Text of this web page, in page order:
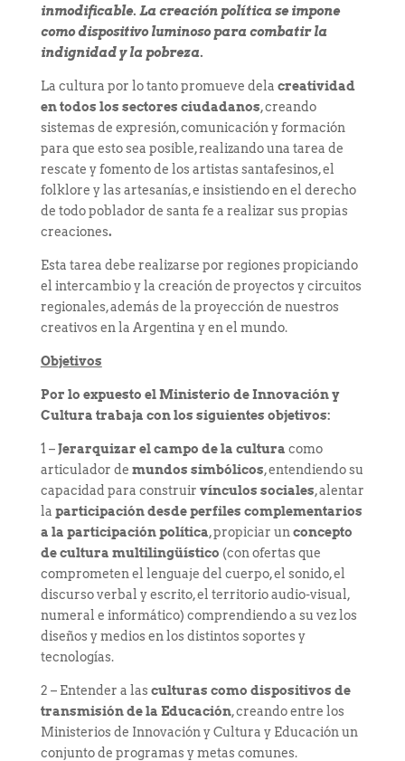
inmodificable. La creación política se impone
como dispositivo luminoso para combatir la
indignidad y la pobreza.
La cultura por lo tanto promueve dela creatividad
en todos los sectores ciudadanos, creando
sistemas de expresión, comunicación y formación
para que esto sea posible, realizando una tarea de
rescate y fomento de los artistas santafesinos, el
folklore y las artesanías, e insistiendo en el derecho
de todo poblador de santa fe a realizar sus propias
creaciones.
Esta tarea debe realizarse por regiones propiciando
el intercambio y la creación de proyectos y circuitos
regionales, además de la proyección de nuestros
creativos en la Argentina y en el mundo.
Objetivos
Por lo expuesto el Ministerio de Innovación y
Cultura trabaja con los siguientes objetivos:
1 –Jerarquizar el campo de la cultura como
articulador de mundos simbólicos, entendiendo su
capacidad para construir vínculos sociales, alentar
la participación desde perfiles complementarios
a la participación política, propiciar un concepto
de cultura multilingüístico (con ofertas que
comprometen el lenguaje del cuerpo, el sonido, el
discurso verbal y escrito, el territorio audio-visual,
numeral e informático) comprendiendo a su vez los
diseños y medios en los distintos soportes y
tecnologías.
2 – Entender a lasculturas como dispositivos de
transmisión de la Educación, creando entre los
Ministerios de Innovación y Cultura y Educación un
conjunto de programas y metas comunes.